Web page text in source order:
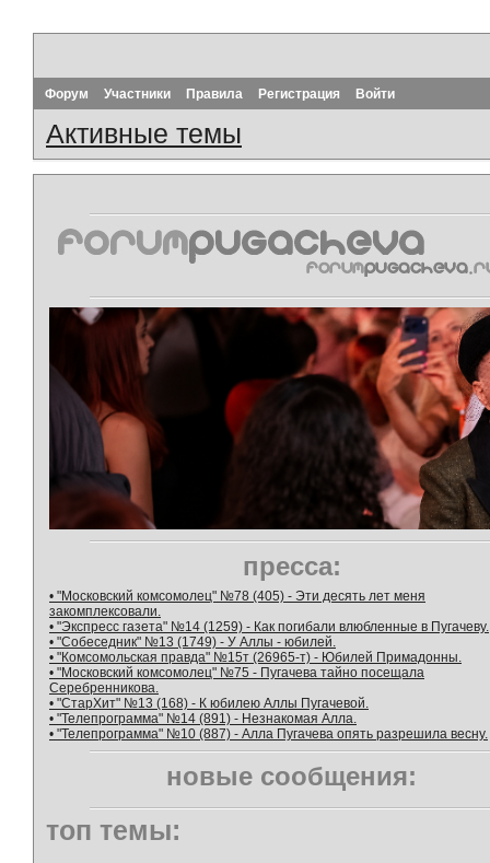
Форум Участники Правила Регистрация Войти
Активные темы
пресса:
• "Московский комсомолец" №78 (405) - Эти десять лет меня
закомплексовали.
• "Экспресс газета" №14 (1259) - Как погибали влюбленные в Пугачеву.
• "Собеседник" №13 (1749) - У Аллы - юбилей.
• "Комсомольская правда" №15т (26965-т) - Юбилей Примадонны.
• "Московский комсомолец" №75 - Пугачева тайно посещала
Серебренникова.
• "СтарХит" №13 (168) - К юбилею Аллы Пугачевой.
• "Телепрограмма" №14 (891) - Незнакомая Алла.
• "Телепрограмма" №10 (887) - Алла Пугачева опять разрешила весну.
новые сообщения:
топ темы: